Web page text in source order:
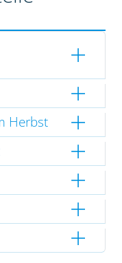
Herbst